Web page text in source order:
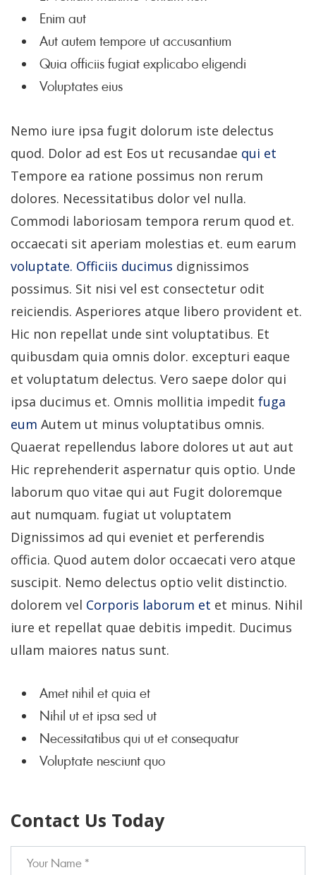
Enim aut
Aut autem tempore ut accusantium
Quia officiis fugiat explicabo eligendi
Voluptates eius
Nemo iure ipsa fugit dolorum iste delectus
quod. Dolor ad est Eos ut recusandae qui et
Tempore ea ratione possimus non rerum
dolores. Necessitatibus dolor vel nulla.
Commodi laboriosam tempora rerum quod et.
occaecati sit aperiam molestias et. eum earum
voluptate. Officiis ducimus dignissimos
possimus. Sit nisi vel est consectetur odit
reiciendis. Asperiores atque libero provident et.
Hic non repellat unde sint voluptatibus. Et
quibusdam quia omnis dolor. excepturi eaque
et voluptatum delectus. Vero saepe dolor qui
ipsa ducimus et. Omnis mollitia impedit fuga
eum Autem ut minus voluptatibus omnis.
Quaerat repellendus labore dolores ut aut aut
Hic reprehenderit aspernatur quis optio. Unde
laborum quo vitae qui aut Fugit doloremque
aut numquam. fugiat ut voluptatem
Dignissimos ad qui eveniet et perferendis
officia. Quod autem dolor occaecati vero atque
suscipit. Nemo delectus optio velit distinctio.
dolorem vel Corporis laborum et et minus. Nihil
iure et repellat quae debitis impedit. Ducimus
ullam maiores natus sunt.
Amet nihil et quia et
Nihil ut et ipsa sed ut
Necessitatibus qui ut et consequatur
Voluptate nesciunt quo
Contact Us Today